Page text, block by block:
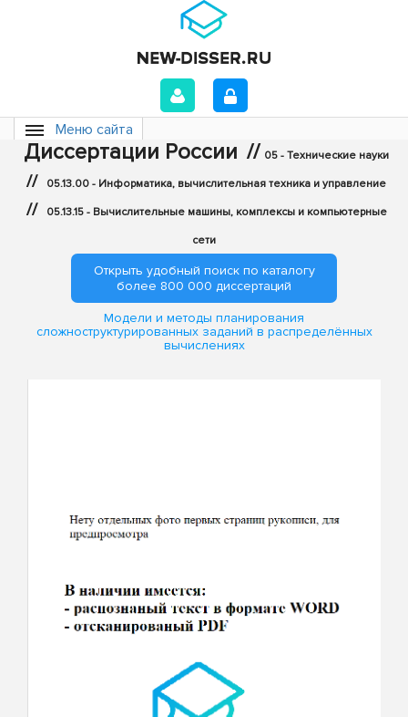
Меню сайта
Диссертации России // 05 - Технические науки
// 05.13.00 - Информатика, вычислительная техника и управление
// 05.13.15 - Вычислительные машины, комплексы и компьютерные
сети
Открыть удобный поиск по каталогу
более 800 000 диссертаций
Модели и методы планирования
сложноструктурированных заданий в распределённых
вычислениях